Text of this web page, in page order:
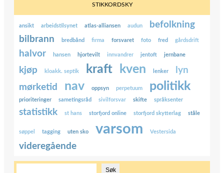
STIKKORDSKY
ansikt arbeidstilsynet atlas-alliansen audun
befolkning
bilbrann
bredbånd firma forsvaret foto fred gårdsdrift
halvor hansen hjortevilt innvandrer jentoft jernbane
kjøp kloakk. septik kraft kven lenker
lyn
mørketid
nav oppsyn perpetuum politikk
prioriteringer sametingsråd sivilforsvar skifte språksenter
statistikk st hans storfjord online storfjord skytterlag ståle
søppel tagging uten sko varsom Vestersida
videregående
Søk